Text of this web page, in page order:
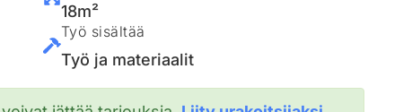
18m²
Työ sisältää
Työ ja materiaalit